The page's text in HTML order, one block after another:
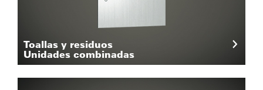
Toallas y residuos
Unidades combinadas